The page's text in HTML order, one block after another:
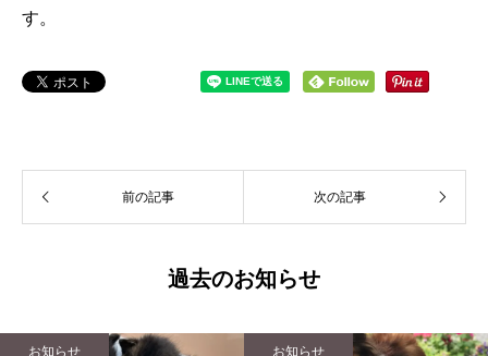
す。
前の記事 次の記事
過去のお知らせ
お知らせ お知らせ